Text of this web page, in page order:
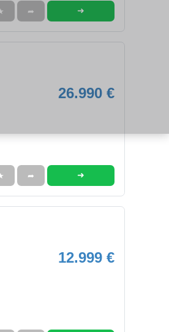
➦ ➜
26.990 €
➦ ➜
12.999 €